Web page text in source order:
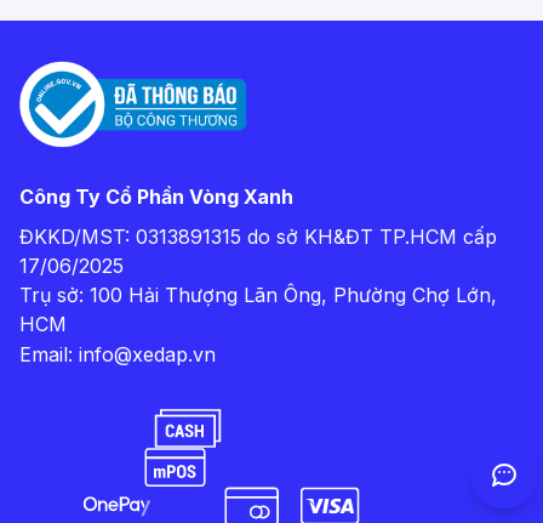
Công Ty Cổ Phần Vòng Xanh
ĐKKD/MST: 0313891315 do sở KH&ĐT TP.HCM cấp
17/06/2025
Trụ sở: 100 Hải Thượng Lãn Ông, Phường Chợ Lớn,
HCM
Email: info@xedap.vn